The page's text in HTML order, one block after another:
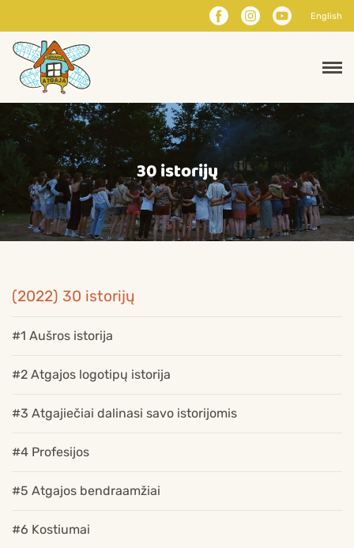
English
30 istorijų
(2022) 30 istorijų
#1 Aušros istorija
#2 Atgajos logotipų istorija
#3 Atgajiečiai dalinasi savo istorijomis
#4 Profesijos
#5 Atgajos bendraamžiai
#6 Kostiumai